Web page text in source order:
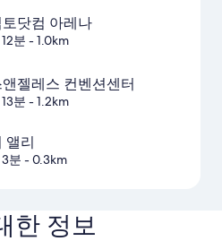
닷컴 아레나
분 - 1.0km
젤레스 컨벤션센터
분 - 1.2km
앨리
분 - 0.3km
한 정보